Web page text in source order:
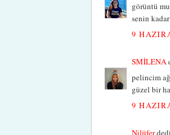
görüntü
senin
9
SMİLENA
pelincim
güzel bir
9
Nilüfer